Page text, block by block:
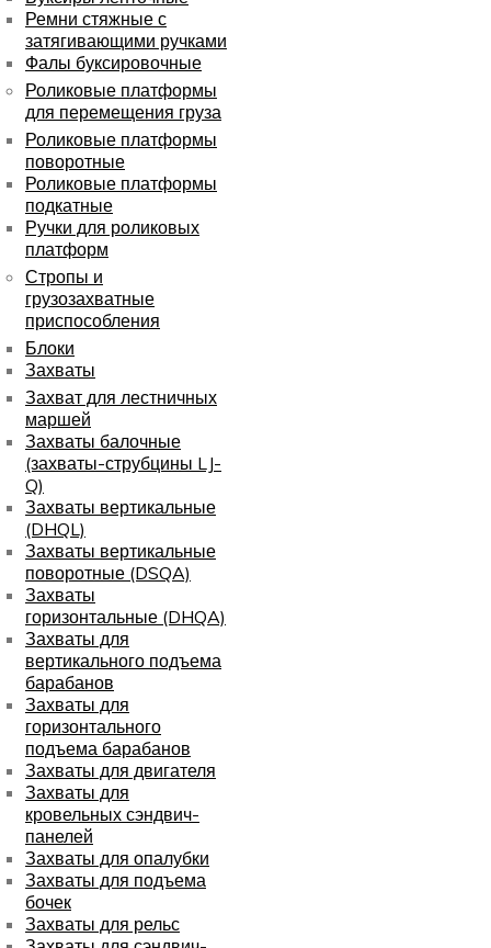
Ремни стяжные с
затягивающими ручками
Фалы буксировочные
Роликовые платформы
для перемещения груза
Роликовые платформы
поворотные
Роликовые платформы
подкатные
Ручки для роликовых
платформ
Стропы и
грузозахватные
приспособления
Блоки
Захваты
Захват для лестничных
маршей
Захваты балочные
(захваты-струбцины LJ-
Q)
Захваты вертикальные
(DHQL)
Захваты вертикальные
поворотные (DSQA)
Захваты
горизонтальные (DHQA)
Захваты для
вертикального подъема
барабанов
Захваты для
горизонтального
подъема барабанов
Захваты для двигателя
Захваты для
кровельных сэндвич-
панелей
Захваты для опалубки
Захваты для подъема
бочек
Захваты для рельс